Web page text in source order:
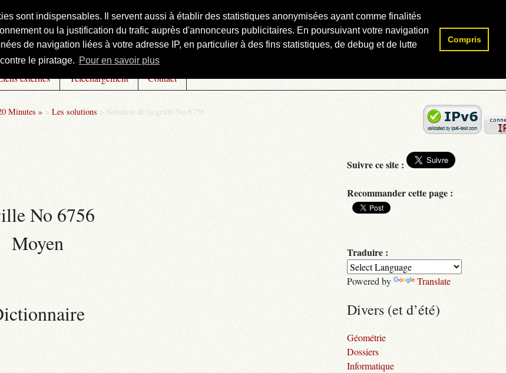
sont indispensables. Il servent aussi à établir des statistiques anonymisées ayant comme finalités
ou la justification du trafic auprès d'annonceurs publicitaires. En poursuivant votre navigation
de navigation liées à votre adresse IP, en particulier à des fins statistiques, de debug et de lutte
contre le piratage. Pour en savoir plus
Compris
externes Téléchargement Contact
Minutes » > Les solutions > Solution de la grille No 6756
No 6756
Moyen
Rechercher :
Suivre ce site :
Recommander cette page :
Traduire :
Powered by Translate
Divers (et d’été)
Géométrie
Dossiers
Informatique